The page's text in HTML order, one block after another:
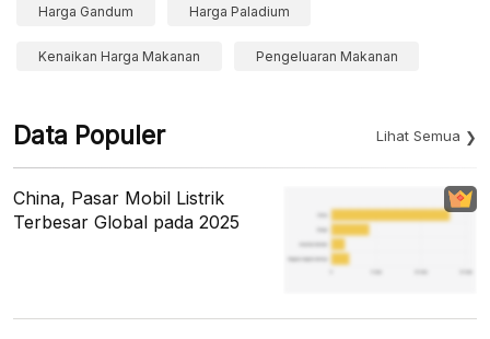
Harga Gandum Harga Paladium
Kenaikan Harga Makanan Pengeluaran Makanan
Data Populer Lihat Semua
China, Pasar Mobil Listrik
Terbesar Global pada 2025